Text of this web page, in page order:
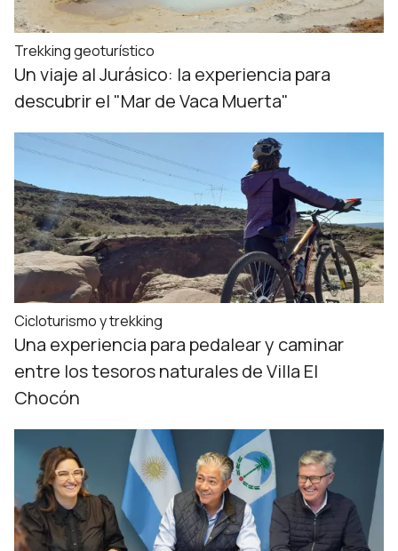
Trekking geoturístico
Un viaje al Jurásico: la experiencia para
descubrir el "Mar de Vaca Muerta"
Cicloturismo y trekking
Una experiencia para pedalear y caminar
entre los tesoros naturales de Villa El
Chocón